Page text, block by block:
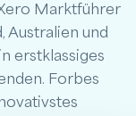
Marktführer
Australien und
erstklassiges
Forbes